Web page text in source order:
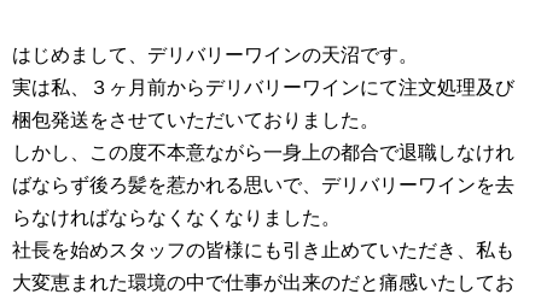
はじめまして、デリバリーワインの天沼です。
実は私、３ヶ月前からデリバリーワインにて注文処理及び
梱包発送をさせていただいておりました。
しかし、この度不本意ながら一身上の都合で退職しなけれ
ばならず後ろ髪を惹かれる思いで、デリバリーワインを去
らなければならなくなくなりました。
社長を始めスタッフの皆様にも引き止めていただき、私も
大変恵まれた環境の中で仕事が出来のだと痛感いたしてお